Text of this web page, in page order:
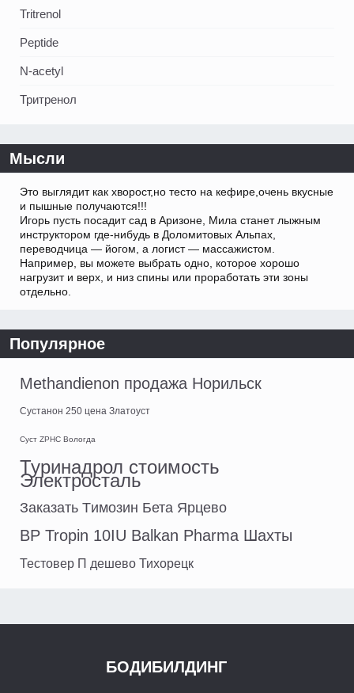
Tritrenol
Peptide
N-acetyl
Тритренол
Мысли
Это выглядит как хворост,но тесто на кефире,очень вкусные
и пышные получаются!!!
Игорь пусть посадит сад в Аризоне, Мила станет лыжным
инструктором где-нибудь в Доломитовых Альпах,
переводчица — йогом, а логист — массажистом.
Например, вы можете выбрать одно, которое хорошо
нагрузит и верх, и низ спины или проработать эти зоны
отдельно.
Популярное
Methandienon продажа Норильск
Сустанон 250 цена Златоуст
Суст ZPHC Вологда
Туринадрол стоимость
Электросталь
Заказать Tимозин Бета Ярцево
BP Tropin 10IU Balkan Pharma Шахты
Тестовер П дешево Тихорецк
БОДИБИЛДИНГ